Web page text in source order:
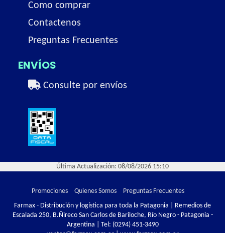
Como comprar
Contactenos
Preguntas Frecuentes
ENVÍOS
Consulte por envíos
Última Actualización: 08/08/2026 15:10
Promociones Quienes Somos
Preguntas Frecuentes
Farmax - Distribución y logística para toda la Patagonia | Remedios de
Escalada 250, B.Ñireco San Carlos de Bariloche, Río Negro - Patagonia -
Argentina | Tel: (0294) 451-3490